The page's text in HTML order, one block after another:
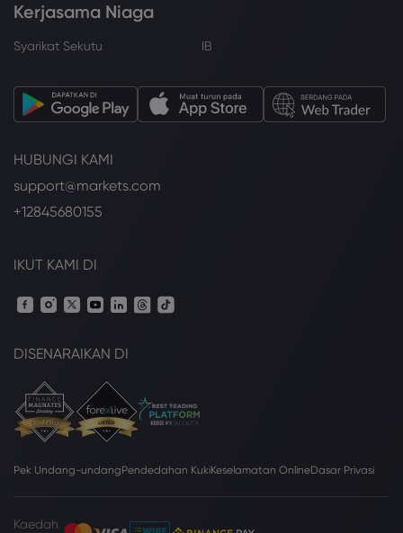
Kerjasama Niaga
Syarikat Sekutu IB
HUBUNGI KAMI
support@markets.com
+12845680155
IKUT KAMI DI
DISENARAIKAN DI
Pek Undang-undangPendedahan KukiKeselamatan OnlineDasar Privasi
Kaedah